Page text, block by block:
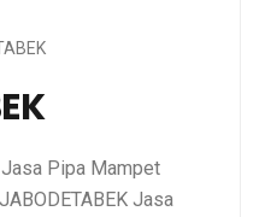
Pipa Mampet
Jasa